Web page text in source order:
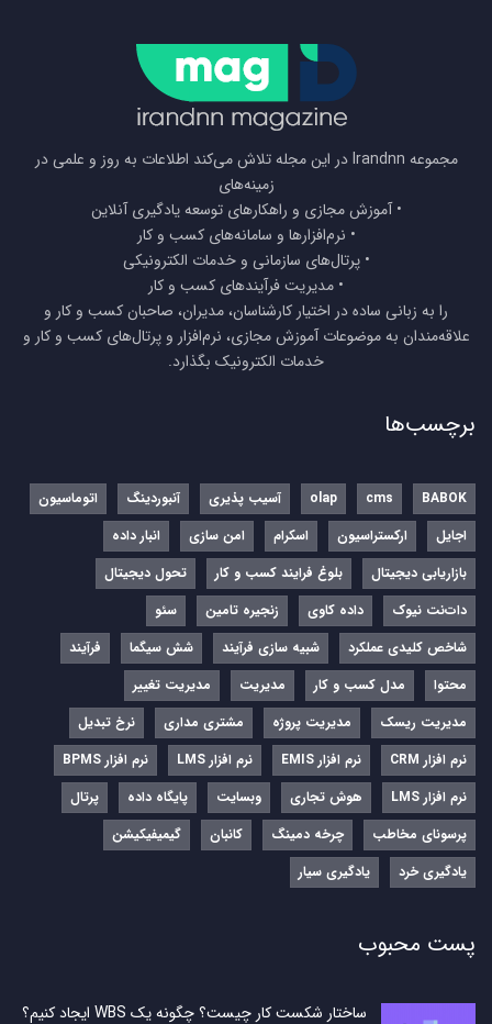
مجموعه Irandnn در این مجله تلاش می‌کند اطلاعات به روز و علمی در
زمینه‌های
• آموزش مجازی و راهکارهای توسعه یادگیری آنلاین
• نرم‌افزارها و سامانه‌های کسب و کار
• پرتال‌های سازمانی و خدمات الکترونیکی
• مدیریت فرآیندهای کسب و کار
را به زبانی ساده در اختیار کارشناسان، مدیران، صاحبان کسب و کار و
علاقه‌مندان به موضوعات آموزش مجازی، نرم‌افزار و پرتال‌های کسب و کار و
خدمات الکترونیک بگذارد.
برچسب‌ها
BABOK
cms
olap آسیب پذیری آنبوردینگ
اتوماسیون
اجایل
ارکستراسیون اسکرام امن سازی
انبار داده
بازاریابی دیجیتال
بلوغ فرایند کسب و کار
تحول دیجیتال
دات‌نت نیوک
داده کاوی زنجیره تامین
سئو
شاخص کلیدی عملکرد
شبیه سازی فرآیند شش سیگما
فرآیند
محتوا
مدل کسب و کار مدیریت
مدیریت تغییر
مدیریت ریسک
مدیریت پروژه مشتری مداری
نرخ تبدیل
نرم‌ افزار CRM
نرم‌ افزار EMIS نرم‌ افزار LMS
نرم افزار BPMS
نرم افزار LMS
هوش تجاری وبسایت پایگاه داده
پرتال
پرسونای مخاطب
چرخه دمینگ کانبان
گیمیفیکیشن
یادگیری خرد
یادگیری سیار
پست محبوب
ساختار شکست کار چیست؟ چگونه یک WBS ایجاد کنیم؟